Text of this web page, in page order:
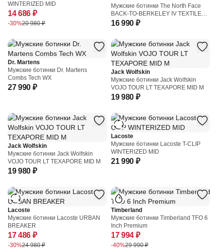
WINTERIZED MID
14 686 ₽
-30%20 980 ₽
Мужские ботинки The North Face
BACK-TO-BERKELEY IV TEXTILE
WATERPROOF
16 990 ₽
Dr. Martens
Мужские ботинки Dr. Martens
Combs Tech WX
27 990 ₽
Jack Wolfskin
Мужские ботинки Jack Wolfskin
VOJO TOUR LT TEXAPORE MID M
19 980 ₽
Jack Wolfskin
Мужские ботинки Jack Wolfskin
VOJO TOUR LT TEXAPORE MID M
19 980 ₽
Lacoste
Мужские ботинки Lacoste T-CLIP
WINTERIZED MID
21 990 ₽
Lacoste
Мужские ботинки Lacoste URBAN
BREAKER
17 486 ₽
-30%24 980 ₽
Timberland
Мужские ботинки Timberland TFO 6
Inch Premium
17 994 ₽
-40%29 990 ₽